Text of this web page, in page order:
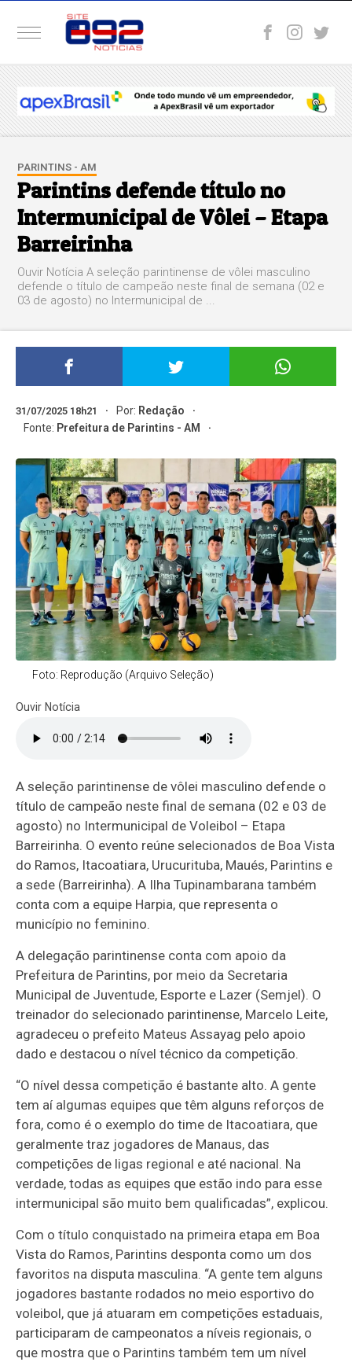
PARINTINS - AM
Parintins defende título no
Intermunicipal de Vôlei – Etapa
Barreirinha
Ouvir Notícia A seleção parintinense de vôlei masculino
defende o título de campeão neste final de semana (02 e
03 de agosto) no Intermunicipal de ...
31/07/2025 18h21 Por: Redação
Fonte: Prefeitura de Parintins - AM
Foto: Reprodução (Arquivo Seleção)
Ouvir Notícia
A seleção parintinense de vôlei masculino defende o
título de campeão neste final de semana (02 e 03 de
agosto) no Intermunicipal de Voleibol – Etapa
Barreirinha. O evento reúne selecionados de Boa Vista
do Ramos, Itacoatiara, Urucurituba, Maués, Parintins e
a sede (Barreirinha). A Ilha Tupinambarana também
conta com a equipe Harpia, que representa o
município no feminino.
A delegação parintinense conta com apoio da
Prefeitura de Parintins, por meio da Secretaria
Municipal de Juventude, Esporte e Lazer (Semjel). O
treinador do selecionado parintinense, Marcelo Leite,
agradeceu o prefeito Mateus Assayag pelo apoio
dado e destacou o nível técnico da competição.
“O nível dessa competição é bastante alto. A gente
tem aí algumas equipes que têm alguns reforços de
fora, como é o exemplo do time de Itacoatiara, que
geralmente traz jogadores de Manaus, das
competições de ligas regional e até nacional. Na
verdade, todas as equipes que estão indo para esse
intermunicipal são muito bem qualificadas”, explicou.
Com o título conquistado na primeira etapa em Boa
Vista do Ramos, Parintins desponta como um dos
favoritos na disputa masculina. “A gente tem alguns
jogadores bastante rodados no meio esportivo do
voleibol, que já atuaram em competições estaduais,
participaram de campeonatos a níveis regionais, o
que mostra que o Parintins também tem um nível